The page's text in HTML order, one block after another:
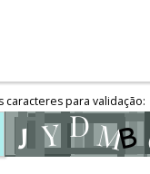
caracteres para validação: